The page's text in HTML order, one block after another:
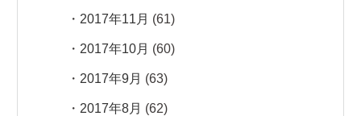
2017年11月 (61)
2017年10月 (60)
2017年9月 (63)
2017年8月 (62)